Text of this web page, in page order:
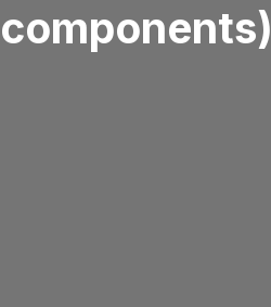
components)